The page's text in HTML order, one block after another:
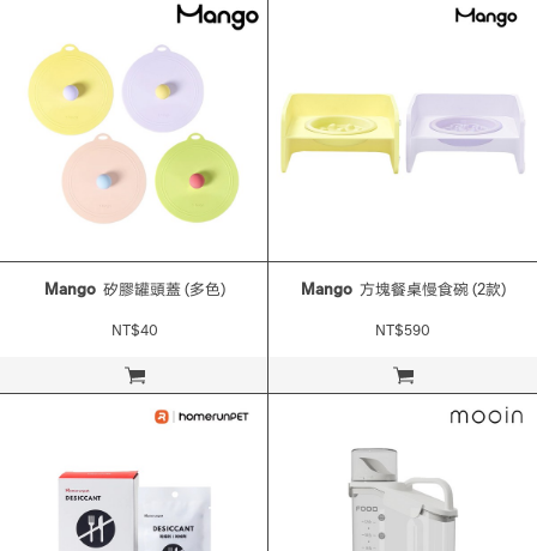
立即購買
Mango 矽膠罐頭蓋 (多色)
NT$40
立即購買
Mango 方塊餐桌慢食碗 (2款)
NT$590